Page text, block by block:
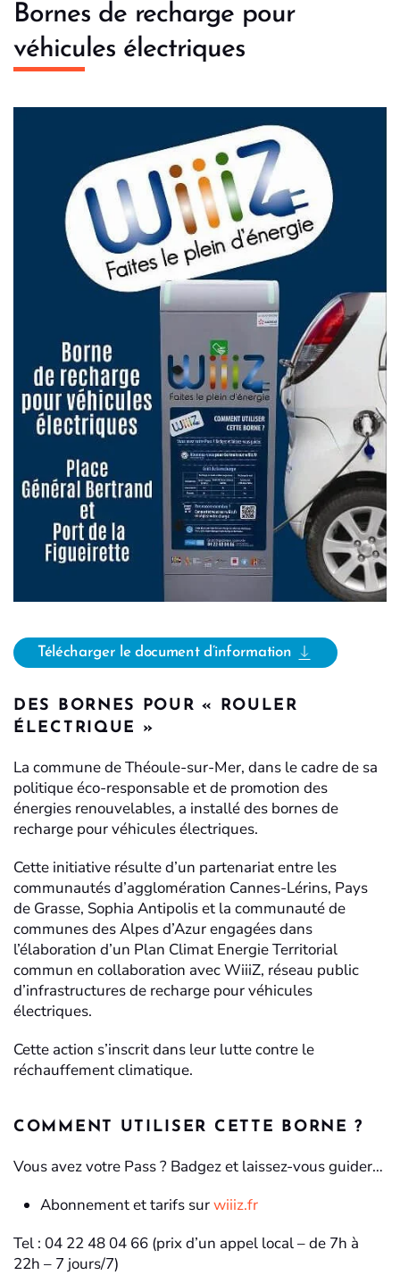
Bornes de recharge pour
véhicules électriques
Télécharger le document d’information
DES BORNES POUR « ROULER
ÉLECTRIQUE »
La commune de Théoule-sur-Mer, dans le cadre de sa
politique éco-responsable et de promotion des
énergies renouvelables, a installé des bornes de
recharge pour véhicules électriques.
Cette initiative résulte d’un partenariat entre les
communautés d’agglomération Cannes-Lérins, Pays
de Grasse, Sophia Antipolis et la communauté de
communes des Alpes d’Azur engagées dans
l’élaboration d’un Plan Climat Energie Territorial
commun en collaboration avec WiiiZ, réseau public
d’infrastructures de recharge pour véhicules
électriques.
Cette action s’inscrit dans leur lutte contre le
réchauffement climatique.
COMMENT UTILISER CETTE BORNE ?
Vous avez votre Pass ? Badgez et laissez-vous guider…
Abonnement et tarifs surwiiiz.fr
Tel : 04 22 48 04 66 (prix d’un appel local – de 7h à
22h – 7 jours/7)